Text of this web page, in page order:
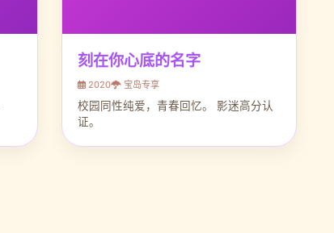
刻在你心底的名字
2020 宝岛专享
校园同性纯爱，青春回忆。 影迷高分认
证。